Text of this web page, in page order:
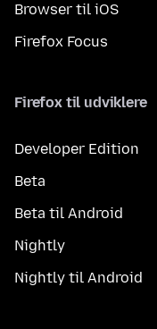
Browser til iOS
Firefox Focus
Firefox til udviklere
Developer Edition
Beta
Beta til Android
Nightly
Nightly til Android